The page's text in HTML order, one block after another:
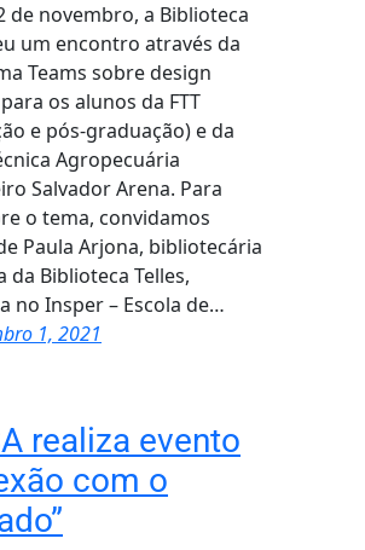
de novembro, a Biblioteca
um encontro através da
Teams sobre design
os alunos da FTT
e pós-graduação) e da
Agropecuária
Salvador Arena. Para
o tema, convidamos
Paula Arjona, bibliotecária
da Biblioteca Telles,
no Insper – Escola de…
1, 2021
realiza evento
com o